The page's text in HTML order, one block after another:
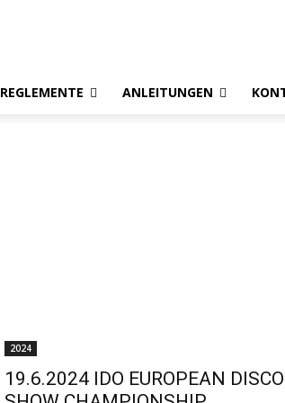
REGLEMENTE ANLEITUNGEN
2024
19.6.2024 IDO EUROPEAN DISCO